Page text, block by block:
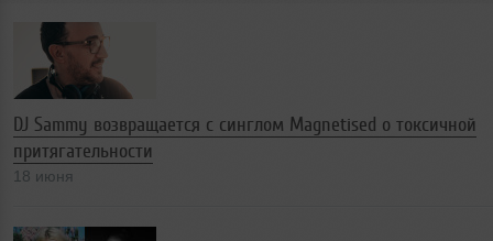
DJ Sammy возвращается с синглом Magnetised о токсичной
притягательности
18 июня